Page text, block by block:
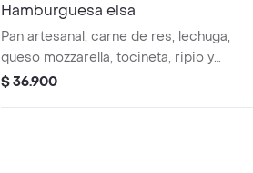
Hamburguesa elsa
Pan artesanal, carne de res, lechuga,
queso mozzarella, tocineta, ripio y
ensalada.
$ 36.900